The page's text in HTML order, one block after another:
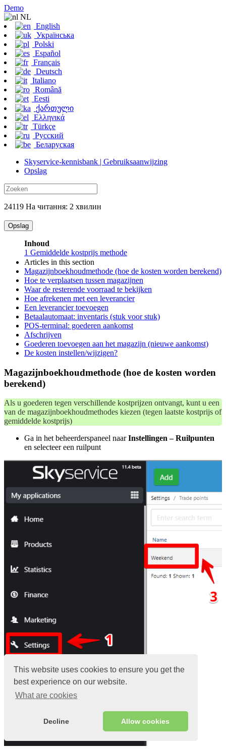
This website uses cookies to ensure you get the
best experience on our website.
What are cookies
Decline Allow cookies
Demo
NL
English
Українська
Polski
Español
Français
Deutsch
Italiano
Română
Eesti
ქართული
Ελληνικά
Türkçe
Русский
Беларуская
Skyservice-kennisbank | Gebruiksaanwijzing
Opslag
24119 На читання: 2 хвилин
Opslag
Inhoud
1 Gemiddelde kostprijs methode
Articles in this section
Magazijnboekhoudmethode (hoe de kosten worden berekend)
Hoe te verplaatsen tussen magazijnen
Waar de resterende voorraad te bekijken
Hoe afrekenen met een leverancier
Een leverancier toevoegen
Betaalautomaat: inventaris (stuk voor stuk)
POS-terminal: goederen aankomst
Afschrijven
Goederen toevoegen aan het magazijn (nieuwe aankomst)
De kosten instellen/wijzigen?
Magazijnboekhoudmethode (hoe de kosten worden
berekend)
Als u goederen tegen verschillende kostprijzen ontvangt, kunt u een
van de magazijnboekhoudmethodes kiezen (tegen laatste kostprijs of
gemiddelde kostprijs)
Ga in het beheerderspaneel naarInstellingen – Ruilpunten
en selecteer een ruilpunt